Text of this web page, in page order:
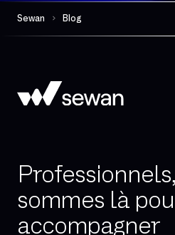
Sewan Blog
sommes là
accompagner